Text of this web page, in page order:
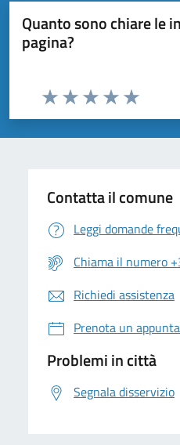
Quanto sono chiare le
pagina?
Valuta da 1 a 5 stelle la pagina
Valuta 5
Valuta 4
Valuta 3 stelle su
Valuta 2 stelle su 5
Valuta 1 stelle su 5
Contatta il comune
Leggi domande
Chiama il numero
Richiedi assistenza
Prenota un
Problemi in città
Segnala disservizio